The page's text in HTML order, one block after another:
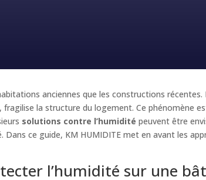
anciennes que les constructions récentes.
la structure du logement. Ce phénomène
solutions contre l’humidité peuvent être
ce guide, KM HUMIDITE met en avant les
l’humidité sur une